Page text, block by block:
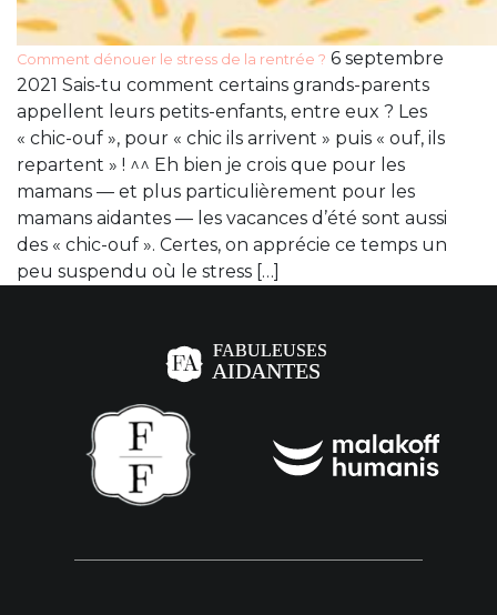
Comment dénouer le stress de la rentrée ? 6 septembre
2021 Sais-tu comment certains grands-parents
appellent leurs petits-enfants, entre eux ? Les
« chic-ouf », pour « chic ils arrivent » puis « ouf, ils
repartent » ! ^^ Eh bien je crois que pour les
mamans — et plus particulièrement pour les
mamans aidantes — les vacances d’été sont aussi
des « chic-ouf ». Certes, on apprécie ce temps un
peu suspendu où le stress […]